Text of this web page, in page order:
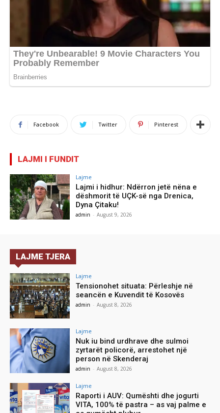
Facebook Twitter Pinterest
LAJMI I FUNDIT
Lajme
Lajmi i hidhur: Ndërron jetë nëna e
dëshmorit të UÇK-së nga Drenica,
Dyna Çitaku!
admin - August 9, 2026
LAJME TJERA
Lajme
Tensionohet situata: Përleshje në
seancën e Kuvendit të Kosovës
admin - August 8, 2026
Lajme
Nuk iu bind urdhrave dhe sulmoi
zyrtarët policorë, arrestohet një
person në Skenderaj
admin - August 8, 2026
Lajme
Raporti i AUV: Qumështi dhe jogurti
VITA, 100% të pastra – as vaj palme e